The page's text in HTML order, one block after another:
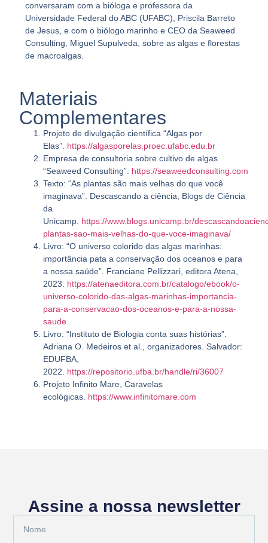
conversaram com a bióloga e professora da
Universidade Federal do ABC (UFABC), Priscila Barreto
de Jesus, e com o biólogo marinho e CEO da Seaweed
Consulting, Miguel Supulveda, sobre as algas e florestas
de macroalgas.
Materiais
Complementares
Projeto de divulgação científica “Algas por
Elas”. https://algasporelas.proec.ufabc.edu.br
Empresa de consultoria sobre cultivo de algas
“Seaweed Consulting”. https://seaweedconsulting.com
Texto: “As plantas são mais velhas do que você
imaginava”. Descascando a ciência, Blogs de Ciência
da
Unicamp. https://www.blogs.unicamp.br/
plantas-sao-mais-velhas-do-que-voce-imaginava/
Livro: “O universo colorido das algas marinhas:
importância pata a conservação dos oceanos e para
a nossa saúde”. Franciane Pellizzari, editora Atena,
2023. https://atenaeditora.com.br/catalogo/ebook/o-
universo-colorido-das-algas-marinhas-importancia-
para-a-conservacao-dos-oceanos-e-para-a-nossa-
saude
Livro: “Instituto de Biologia conta suas histórias”.
Adriana O. Medeiros et al., organizadores. Salvador:
EDUFBA,
2022. https://repositorio.ufba.br/handle/ri/36007
Projeto Infinito Mare, Caravelas
ecológicas. https://www.infinitomare.com
Assine a nossa newsletter